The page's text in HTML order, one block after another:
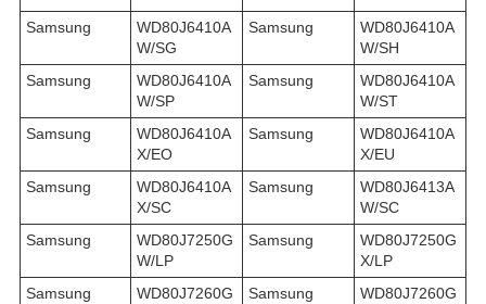
Samsung
WD80J6410A
W/SG
Samsung
WD80J6410A
W/SH
Samsung
WD80J6410A
W/SP
Samsung
WD80J6410A
W/ST
Samsung
WD80J6410A
X/EO
Samsung
WD80J6410A
X/EU
Samsung
WD80J6410A
X/SC
Samsung
WD80J6413A
W/SC
Samsung
WD80J7250G
W/LP
Samsung
WD80J7250G
X/LP
Samsung
WD80J7260G
Samsung
WD80J7260G